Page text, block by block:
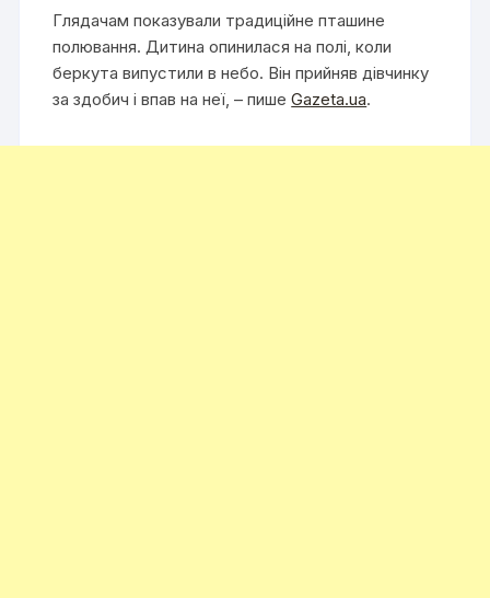
Глядачам показували традиційне пташине
полювання. Дитина опинилася на полі, коли
беркута випустили в небо. Він прийняв дівчинку
за здобич і впав на неї, – пишеGazeta.ua.